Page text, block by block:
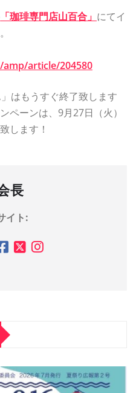
「珈琲専門店山百合」 にてイ
article/204580
はもうすぐ終了致します
ペーンは、9月27日（火）
します！
長
イト: